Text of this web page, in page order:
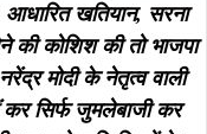
आधारित खतियान, सरना
की कोशिश की तो भाजपा
मोदी के नेतृत्व वाली
कर सिर्फ जुमलेबाजी कर